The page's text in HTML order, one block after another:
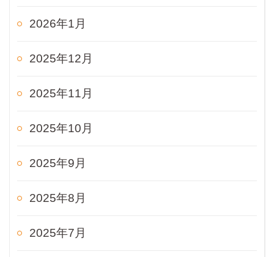
2026年1月
2025年12月
2025年11月
2025年10月
2025年9月
2025年8月
2025年7月